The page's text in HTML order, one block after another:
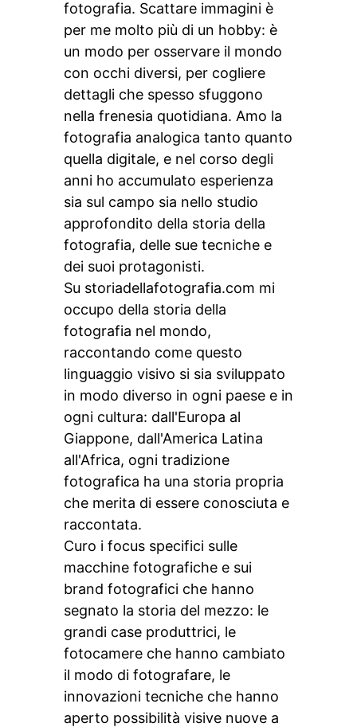
fotografia. Scattare immagini è
per me molto più di un hobby: è
un modo per osservare il mondo
con occhi diversi, per cogliere
dettagli che spesso sfuggono
nella frenesia quotidiana. Amo la
fotografia analogica tanto quanto
quella digitale, e nel corso degli
anni ho accumulato esperienza
sia sul campo sia nello studio
approfondito della storia della
fotografia, delle sue tecniche e
dei suoi protagonisti.
Su storiadellafotografia.com mi
occupo della storia della
fotografia nel mondo,
raccontando come questo
linguaggio visivo si sia sviluppato
in modo diverso in ogni paese e in
ogni cultura: dall'Europa al
Giappone, dall'America Latina
all'Africa, ogni tradizione
fotografica ha una storia propria
che merita di essere conosciuta e
raccontata.
Curo i focus specifici sulle
macchine fotografiche e sui
brand fotografici che hanno
segnato la storia del mezzo: le
grandi case produttrici, le
fotocamere che hanno cambiato
il modo di fotografare, le
innovazioni tecniche che hanno
aperto possibilità visive nuove a